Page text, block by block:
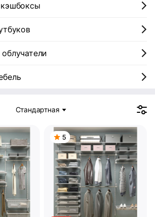
Стандартная
5